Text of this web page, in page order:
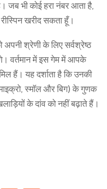
जब भी कोई हरा नंबर आता है,
खरीद सकता हूँ।
अपनी श्रेणी के लिए सर्वश्रेष्ठ
वर्तमान में इस गेम में आपके
हैं। यह दर्शाता है कि उनकी
स्मॉल और बिग) के गुणक
के दांव को नहीं बढ़ाते हैं।